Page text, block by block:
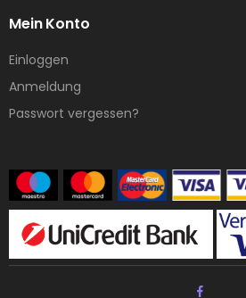
Mein Konto
Einloggen
Anmeldung
Passwort vergessen?